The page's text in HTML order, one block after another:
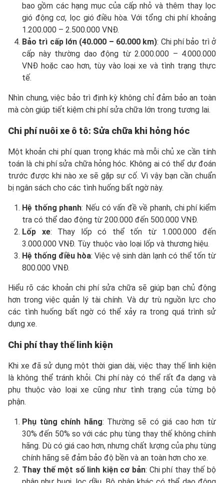
bao gồm các hạng mục của cấp nhỏ và thêm thay lọc
gió động cơ, lọc gió điều hòa. Với tổng chi phí khoảng
1.200.000 – 2.500.000 VNĐ.
Bảo trì cấp lớn (40.000 – 60.000 km): Chi phí bảo trì ở
cấp này thường dao động từ 2.000.000 – 4.000.000
VNĐ hoặc cao hơn, tùy vào loại xe và tình trạng thực
tế.
Nhìn chung, việc bảo trì định kỳ không chỉ đảm bảo an toàn
mà còn giúp tiết kiệm chi phí sửa chữa lớn trong tương lai.
Chi phí nuôi xe ô tô: Sửa chữa khi hỏng hóc
Một khoản chi phí quan trọng khác mà mỗi chủ xe cần tính
toán là chi phí sửa chữa hỏng hóc. Không ai có thể dự đoán
trước được khi nào xe sẽ gặp sự cố. Vì vậy bạn cần chuẩn
bị ngân sách cho các tình huống bất ngờ này.
Hệ thống phanh: Nếu có vấn đề về phanh, chi phí kiểm
tra có thể dao động từ 200.000 đến 500.000 VNĐ.
Lốp xe: Thay lốp có thể tốn từ 1.000.000 đến
3.000.000 VNĐ. Tùy thuộc vào loại lốp và thương hiệu.
Hệ thống điều hòa: Việc vệ sinh dàn lạnh có thể tốn từ
800.000 VNĐ.
Hiểu rõ các khoản chi phí sửa chữa sẽ giúp bạn chủ động
hơn trong việc quản lý tài chính. Và dự trù nguồn lực cho
các tình huống bất ngờ có thể xảy ra trong quá trình sử
dụng xe.
Chi phí thay thế linh kiện
Khi xe đã sử dụng một thời gian dài, việc thay thế linh kiện
là không thể tránh khỏi. Chi phí này có thể rất đa dạng và
phụ thuộc vào loại xe cũng như tình trạng của từng bộ
phận.
Phụ tùng chính hãng: Thường sẽ có giá cao hơn từ
30% đến 50% so với các phụ tùng thay thế không chính
hãng. Dù có giá cao hơn, nhưng chất lượng của phụ tùng
chính hãng sẽ đảm bảo độ bền và an toàn hơn cho xe.
Thay thế một số linh kiện cơ bản: Chi phí thay thế bộ